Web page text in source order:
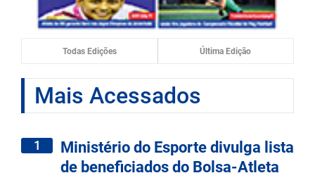
Todas Edições Última Edição
Mais Acessados
1
Ministério do Esporte divulga lista
de beneficiados do Bolsa-Atleta